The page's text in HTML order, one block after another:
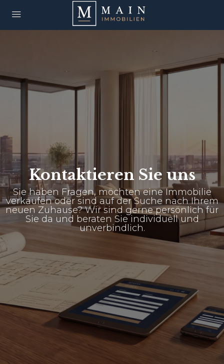
Kontaktieren Sie uns
Sie haben Fragen, möchten eine Immobilie
verkaufen oder sind auf der Suche nach Ihrem
neuen Zuhause? Wir sind gerne persönlich für
Sie da und beraten Sie individuell und
unverbindlich.